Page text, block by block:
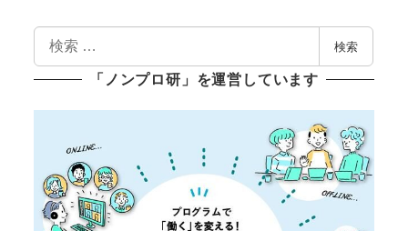
索
検索
「ノンプロ研」を運営しています